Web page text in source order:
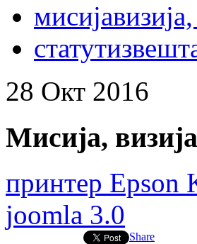
мисија
статут
28 Окт 2016
Мисија,
принтер Epson
joomla 3.0
Share